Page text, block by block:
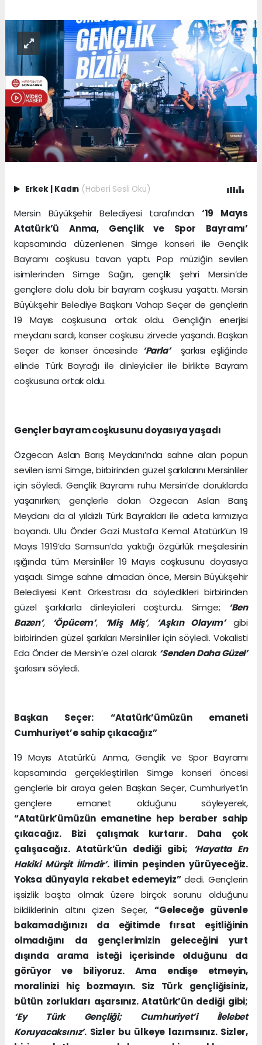
Erkek | Kadın (Haberi Sesli Oku)
Mersin Büyükşehir Belediyesi tarafından ‘19 Mayıs
Atatürk’ü Anma, Gençlik ve Spor Bayramı’
kapsamında düzenlenen Simge konseri ile Gençlik
Bayramı coşkusu tavan yaptı. Pop müziğin sevilen
isimlerinden Simge Sağın, gençlik şehri Mersin’de
gençlere dolu dolu bir bayram coşkusu yaşattı. Mersin
Büyükşehir Belediye Başkanı Vahap Seçer de gençlerin
19 Mayıs coşkusuna ortak oldu. Gençliğin enerjisi
meydanı sardı, konser coşkusu zirvede yaşandı. Başkan
Seçer de konser öncesinde ‘Parla’şarkısı eşliğinde
elinde Türk Bayrağı ile dinleyiciler ile birlikte Bayram
coşkusuna ortak oldu.
Gençler bayram coşkusunu doyasıya yaşadı
Özgecan Aslan Barış Meydanı’nda sahne alan popun
sevilen ismi Simge, birbirinden güzel şarkılarını Mersinliler
için söyledi. Gençlik Bayramı ruhu Mersin’de doruklarda
yaşanırken; gençlerle dolan Özgecan Aslan Barış
Meydanı da al yıldızlı Türk Bayrakları ile adeta kırmızıya
boyandı. Ulu Önder Gazi Mustafa Kemal Atatürk’ün 19
Mayıs 1919’da Samsun’da yaktığı özgürlük meşalesinin
ışığında tüm Mersinliler 19 Mayıs coşkusunu doyasıya
yaşadı. Simge sahne almadan önce, Mersin Büyükşehir
Belediyesi Kent Orkestrası da söyledikleri birbirinden
güzel şarkılarla dinleyicileri coşturdu. Simge;
‘Ben
Bazen’, ‘Öpücem’, ‘Miş Miş’, ‘Aşkın Olayım’gibi
birbirinden güzel şarkıları Mersinliler için söyledi. Vokalisti
Eda Önder de Mersin’e özel olarak ‘Senden Daha Güzel’
şarkısını söyledi.
Başkan Seçer: “Atatürk’ümüzün emaneti
Cumhuriyet’e sahip çıkacağız”
19 Mayıs Atatürk’ü Anma, Gençlik ve Spor Bayramı
kapsamında gerçekleştirilen Simge konseri öncesi
gençlerle bir araya gelen Başkan Seçer, Cumhuriyet’in
gençlere emanet olduğunu söyleyerek,
“Atatürk’ümüzün emanetine hep beraber sahip
çıkacağız. Bizi çalışmak kurtarır. Daha çok
çalışacağız. Atatürk’ün dediği gibi;
‘Hayatta En
Hakiki Mürşit İlimdir’. İlimin peşinden yürüyeceğiz.
Yoksa dünyayla rekabet edemeyiz”dedi. Gençlerin
işsizlik başta olmak üzere birçok sorunu olduğunu
bildiklerinin altını çizen Seçer,“Geleceğe güvenle
bakamadığınızı da eğitimde fırsat eşitliğinin
olmadığını da gençlerimizin geleceğini yurt
dışında arama isteği içerisinde olduğunu da
görüyor ve biliyoruz. Ama endişe etmeyin,
moralinizi hiç bozmayın. Siz Türk gençliğisiniz,
bütün zorlukları aşarsınız. Atatürk’ün dediği gibi;
‘Ey Türk Gençliği; Cumhuriyet’i İlelebet
Koruyacaksınız’. Sizler bu ülkeye lazımsınız. Sizler,